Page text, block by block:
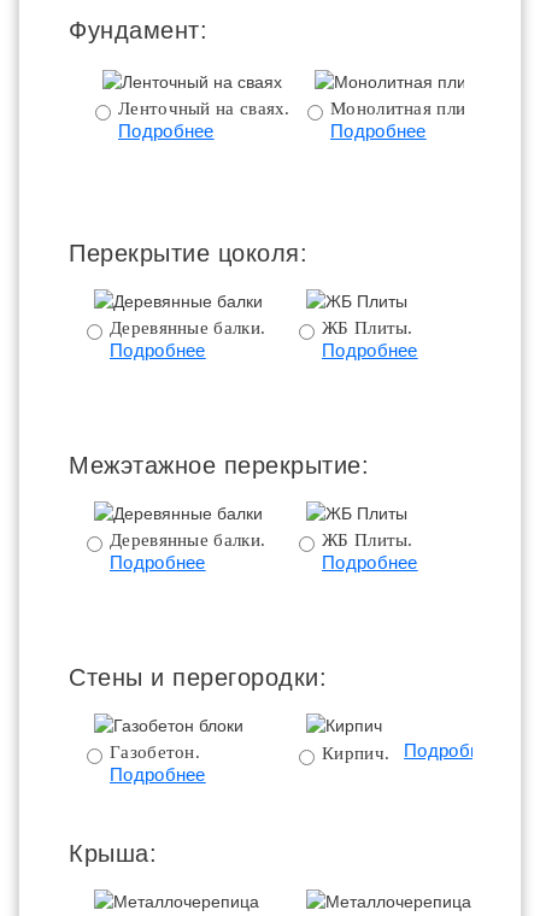
Фундамент:
Ленточный на сваях.
Подробнее
Монолитная плита.
Подробнее
Перекрытие цоколя:
Деревянные балки.
Подробнее
ЖБ Плиты.
Подробнее
Межэтажное перекрытие:
Деревянные балки.
Подробнее
ЖБ Плиты.
Подробнее
Стены и перегородки:
Газобетон.
Подробнее
Кирпич. Подробнее
Крыша: